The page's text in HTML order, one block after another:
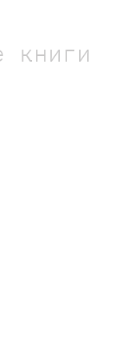
книги